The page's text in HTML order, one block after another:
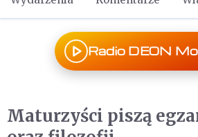
Radio DEON
Maturzyści piszą